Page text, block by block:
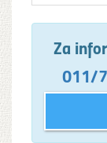
Za
011/